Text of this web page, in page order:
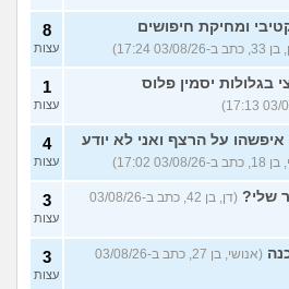
ומחיקת חיפושים
17:24)
8
עצות
יסמין פלוס 1
עצות
על הרצף ואני לא יודע
26 17:02)
4
עצות
שלי?
(דן, בן 42, כתב ב-03/08/26
3
עצות
(אנושי, בן 27, כתב ב-03/08/26
3
עצות